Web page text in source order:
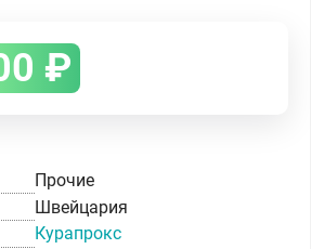
₽
Прочие
Швейцария
Курапрокс